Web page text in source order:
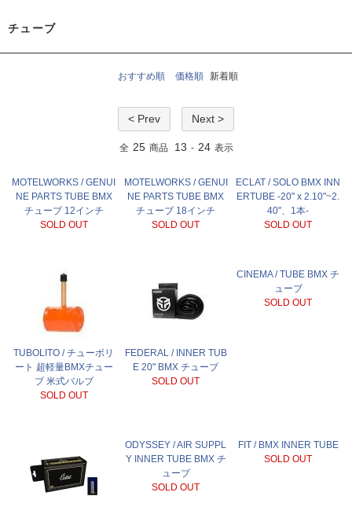
チューブ
おすすめ順 価格順 新着順
< Prev Next >
全 25 商品 13 - 24 表示
MOTELWORKS / GENUI
NE PARTS TUBE BMX
チューブ 12インチ
SOLD OUT
MOTELWORKS / GENUI
NE PARTS TUBE BMX
チューブ 18インチ
SOLD OUT
ECLAT / SOLO BMX INN
ERTUBE -20" x 2.10"~2.
40"、1本-
SOLD OUT
TUBOLITO / チューボリ
ート 超軽量BMXチュー
ブ 米式バルブ
SOLD OUT
FEDERAL / INNER TUB
E 20" BMX チューブ
SOLD OUT
CINEMA / TUBE BMX チ
ューブ
SOLD OUT
ODYSSEY / AIR SUPPL
Y INNER TUBE BMX チ
ューブ
SOLD OUT
FIT / BMX INNER TUBE
SOLD OUT